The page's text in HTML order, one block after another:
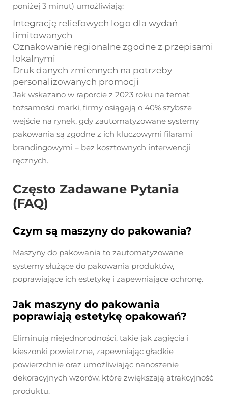
poniżej 3 minut) umożliwiają:
Integrację reliefowych logo dla wydań
limitowanych
Oznakowanie regionalne zgodne z przepisami
lokalnymi
Druk danych zmiennych na potrzeby
personalizowanych promocji
Jak wskazano w raporcie z 2023 roku na temat
tożsamości marki, firmy osiągają o 40% szybsze
wejście na rynek, gdy zautomatyzowane systemy
pakowania są zgodne z ich kluczowymi filarami
brandingowymi – bez kosztownych interwencji
ręcznych.
Często Zadawane Pytania
(FAQ)
Czym są maszyny do pakowania?
Maszyny do pakowania to zautomatyzowane
systemy służące do pakowania produktów,
poprawiające ich estetykę i zapewniające ochronę.
Jak maszyny do pakowania
poprawiają estetykę opakowań?
Eliminują niejednorodności, takie jak zagięcia i
kieszonki powietrzne, zapewniając gładkie
powierzchnie oraz umożliwiając nanoszenie
dekoracyjnych wzorów, które zwiększają atrakcyjność
produktu.